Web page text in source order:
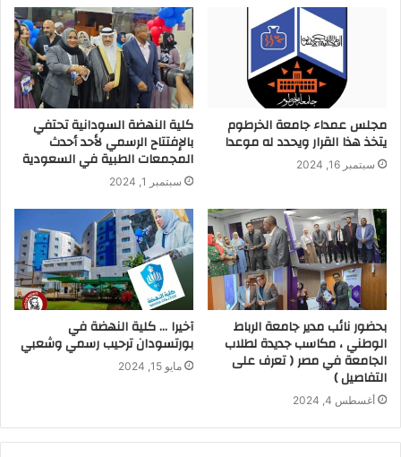
مجلس عمداء جامعة الخرطوم
يتخذ هذا القرار ويحدد له موعدا
سبتمبر 16, 2024
كلية النهضة السودانية تحتفي
بالإفتتاح الرسمي لأحد أحدث
المجمعات الطبية في السعودية
سبتمبر 1, 2024
بحضور نائب مدير جامعة الرباط
الوطني ، مكاسب جديدة لطلاب
الجامعة في مصر ( تعرف على
التفاصيل )
أغسطس 4, 2024
آخيرا … كلية النهضة في
بورتسودان ترحيب رسمي وشعبي
مايو 15, 2024